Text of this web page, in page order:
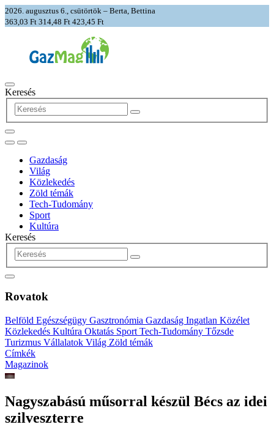
2026. augusztus 6., csütörtök – Berta, Bettina
363,03 Ft 314,48 Ft 423,45 Ft
Keresés
Gazdaság
Világ
Közlekedés
Zöld témák
Tech-Tudomány
Sport
Kultúra
Keresés
Rovatok
Belföld Egészségügy Gasztronómia Gazdaság Ingatlan Közélet
Közlekedés Kultúra Oktatás Sport Tech-Tudomány Tőzsde
Turizmus Vállalatok Világ Zöld témák
Címkék
Magazinok
Nagyszabású műsorral készül Bécs az idei
szilveszterre